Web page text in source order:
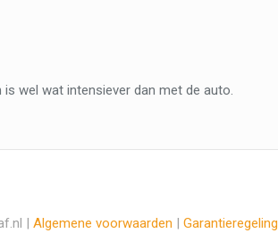
wel wat intensiever dan met de auto.
| Algemene voorwaarden | Garantieregeling